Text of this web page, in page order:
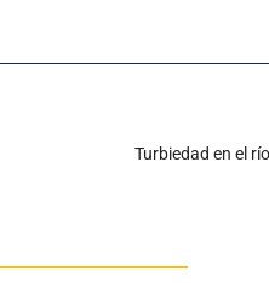
Turbiedad en el